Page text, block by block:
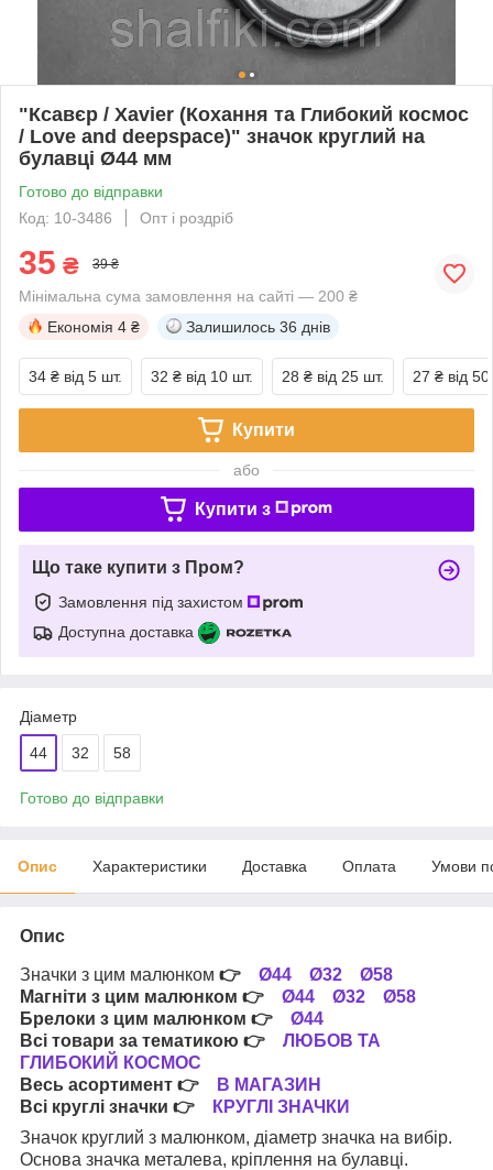
"Ксавєр / Xavier (Кохання та Глибокий космос
/ Love and deepspace)" значок круглий на
булавці Ø44 мм
Готово до відправки
Код: 10-3486
Опт і роздріб
35 ₴ 39 ₴
Мінімальна сума замовлення на сайті — 200 ₴
Економія 4 ₴ Залишилось 36 днів
34 ₴ від 5 шт. 32 ₴ від 10 шт. 28 ₴ від 25 шт. 27 ₴ від
Купити
або
Купити з
Що таке купити з Пром?
Замовлення під захистом
Доступна доставка
Діаметр
44 32 58
Готово до відправки
Опис Характеристики Доставка Оплата Умови
Опис
Значки з цим малюнком 👉 Ø44 Ø32
Ø58
Магніти з цим малюнком 👉 Ø44 Ø32
Ø58
Брелоки з цим малюнком 👉 Ø44
Всі товари за тематикою 👉 ЛЮБОВ ТА
ГЛИБОКИЙ КОСМОС
Весь асортимент 👉
В МАГАЗИН
Всі круглі значки 👉
КРУГЛІ ЗНАЧКИ
Значок круглий з малюнком, діаметр значка на вибір.
Основа значка металева, кріплення на булавці.